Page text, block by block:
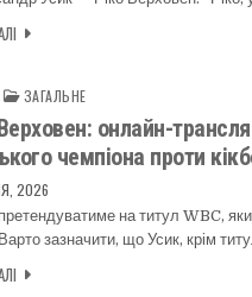
ЗАГАЛЬНЕ
онлайн-
чемпіона проти
2026
на титул WBC,
зазначити, що Усик, крім